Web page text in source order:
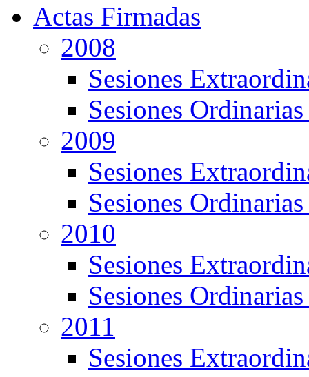
Actas Firmadas
2008
Sesiones
Sesiones
2009
Sesiones
Sesiones
2010
Sesiones
Sesiones
2011
Sesiones